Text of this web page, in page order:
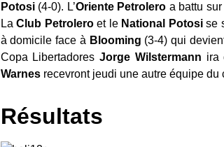
Potosi(4-0). L’Oriente Petrolero a battu
LaClub Petroleroet le National Potosise
à domicile face à Blooming (3-4) qui
Copa LibertadoresJorge Wilstermann ira
Warnesrecevront jeudi une autre équipe du
Résultats